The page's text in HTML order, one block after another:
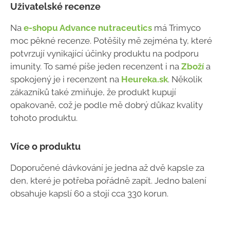
Uživatelské recenze
Na e-shopu Advance nutraceutics má Trimyco
moc pěkné recenze. Potěšily mě zejména ty, které
potvrzují vynikající účinky produktu na podporu
imunity. To samé píše jeden recenzent i na Zbožía
spokojený je i recenzent na Heureka.sk. Několik
zákazníků také zmiňuje, že produkt kupují
opakovaně, což je podle mě dobrý důkaz kvality
tohoto produktu.
Více o produktu
Doporučené dávkování je jedna až dvě kapsle za
den, které je potřeba pořádně zapít. Jedno balení
obsahuje kapslí 60 a stojí cca 330 korun.